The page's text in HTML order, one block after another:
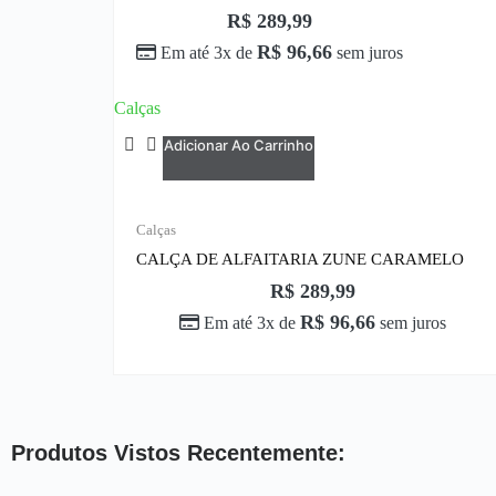
R$ 289,99
Em até 3x de R$ 96,66 sem juros
Calças
Adicionar Ao Carrinho
Calças
CALÇA DE ALFAITARIA ZUNE CARAMELO
R$289,99
Em até 3x de R$96,66sem juros
Produtos Vistos Recentemente: